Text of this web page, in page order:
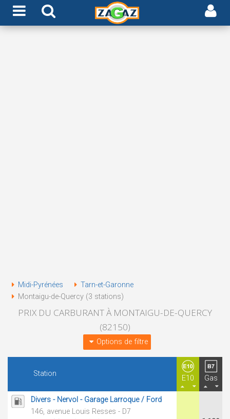
Midi-Pyrénées
Tarn-et-Garonne
Montaigu-de-Quercy (3 stations)
PRIX DU CARBURANT À MONTAIGU-DE-QUERCY
(82150)
Options de filtre
Station
E10 Gas
Divers - Nervol - Garage Larroque / Ford
146, avenue Louis Resses - D7